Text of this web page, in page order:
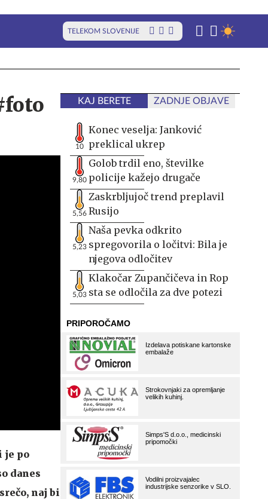
TELEKOM SLOVENIJE
je po
danes
naj bi
KAJ BERETE ZADNJE OBJAVE
10
Konec veselja: Janković
preklical ukrep
9,80
Golob trdil eno, številke
policije kažejo drugače
5,56
Zaskrbljujoč trend preplavil
Rusijo
5,23
Naša pevka odkrito
spregovorila o ločitvi: Bila je
njegova odločitev
5,03
Klakočar Zupančičeva in Rop
sta se odločila za dve potezi